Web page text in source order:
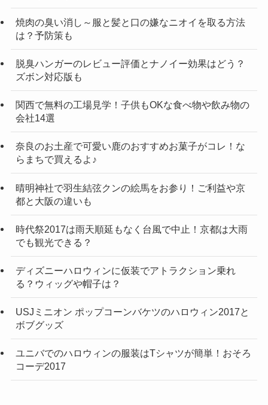
焼肉の臭い消し～服と髪と口の嫌なニオイを取る方法
は？予防策も
脱臭ハンガーのレビュー評価とナノイー効果はどう？
ズボン対応版も
関西で無料の工場見学！子供もOKな食べ物や飲み物の
会社14選
奈良のお土産で可愛い鹿のおすすめお菓子がコレ！な
らまちで買えるよ♪
晴明神社で羽生結弦クンの絵馬をお参り！ご利益や京
都と大阪の違いも
時代祭2017は雨天順延もなく台風で中止！京都は大雨
でも観光できる？
ディズニーハロウィンに仮装でアトラクション乗れ
る？ウィッグや帽子は？
USJミニオン ポップコーンバケツのハロウィン2017と
ボブグッズ
ユニバでのハロウィンの服装はTシャツが簡単！おそろ
コーデ2017